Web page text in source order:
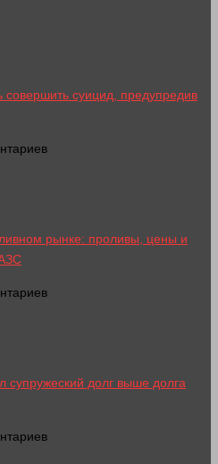
суицид, предупредив
рынке: проливы, цены и
супружеский долг выше долга